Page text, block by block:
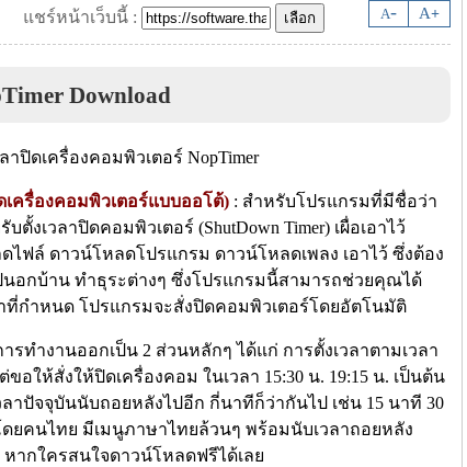
A- A+
แชร์หน้าเว็บนี้ :
Download
เครื่องคอมพิวเตอร์แบบออโต้) : สำหรับโปรแกรมที่มีชื่อว่า
ตั้งเวลาปิดคอมพิวเตอร์ (ShutDown Timer) เผื่อเอาไว้
ฟล์ ดาวน์โหลดโปรแกรม ดาวน์โหลดเพลง เอาไว้ ซึ่งต้อง
อกบ้าน ทำธุระต่างๆ ซึ่งโปรแกรมนี้สามารถช่วยคุณได้
ที่กำหนด โปรแกรมจะสั่งปิดคอมพิวเตอร์โดยอัตโนมัติ
รทำงานออกเป็น 2 ส่วนหลักๆ ได้แก่ การตั้งเวลาตามเวลา
อให้สั่งให้ปิดเครื่องคอม ในเวลา 15:30 น. 19:15 น. เป็นต้น
าปัจจุบันนับถอยหลังไปอีก กี่นาทีก็ว่ากันไป เช่น 15 นาที 30
คนไทย มีเมนูภาษาไทยล้วนๆ พร้อมนับเวลาถอยหลัง
หากใครสนใจดาวน์โหลดฟรีได้เลย